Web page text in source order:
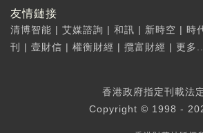
友情鏈接
清博智能 | 艾媒諮詢 | 和訊 | 新時空 | 時
刊
| 壹財信 | 權衡財經 | 攬富財經 | 更多
香港政府指定刊載法
Copyright © 1998 -